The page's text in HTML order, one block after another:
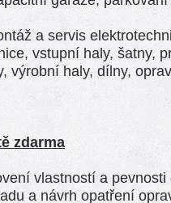
a servis
vstupní haly, šatny,
výrobní haly, dílny,
zdarma
vlastností a
a návrh opatření